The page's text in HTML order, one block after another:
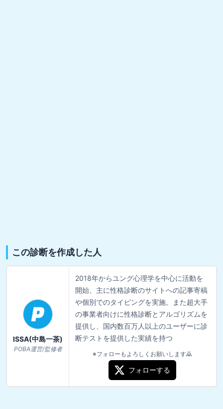
この診断を作成した人
ISSA(中島一茶)
POBA運営/監修者
2018年からユング心理学を中心に活動を
開始、主に性格診断のサイトへの記事寄稿
や個別でのタイピングを実施。また超大手
の事業者向けに性格診断とアルゴリズムを
提供し、国内数百万人以上のユーザーに診
断テストを提供した実績を持つ
※フォローもよろしくお願いします🙇
フォローする